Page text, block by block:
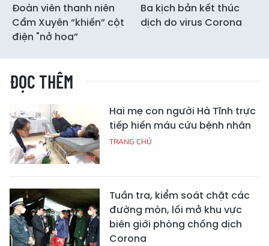
Đoàn viên thanh niên
Cẩm Xuyên “khiến” cột
điện "nở hoa”
Ba kịch bản kết thúc
dịch do virus Corona
ĐỌC THÊM
Hai mẹ con người Hà Tĩnh trực
tiếp hiến máu cứu bệnh nhân
TRANG CHỦ
Tuần tra, kiểm soát chặt các
đường mòn, lối mở khu vực
biên giới phòng chống dịch
Corona